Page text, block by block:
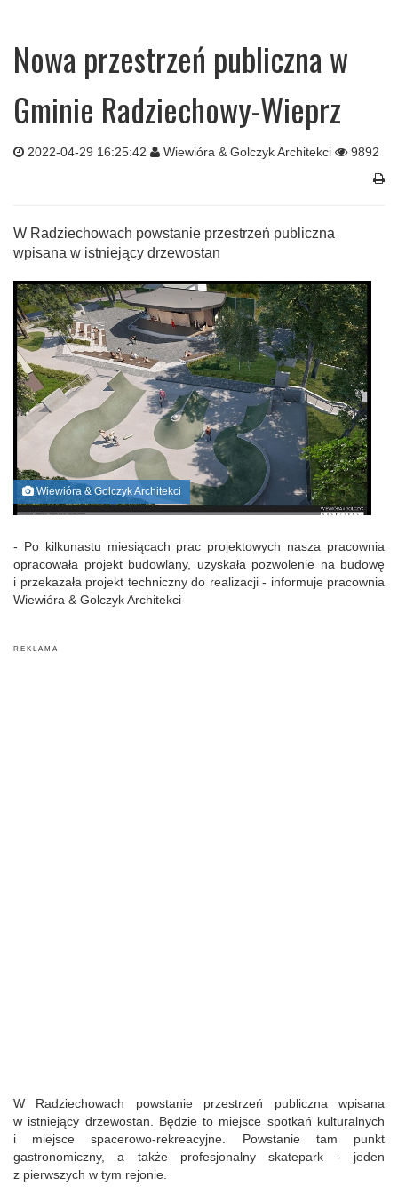
Nowa przestrzeń publiczna w
Gminie Radziechowy-Wieprz
2022-04-29 16:25:42 Wiewióra & Golczyk Architekci 9892
W Radziechowach powstanie przestrzeń publiczna
wpisana w istniejący drzewostan
Wiewióra & Golczyk Architekci
- Po kilkunastu miesiącach prac projektowych nasza pracownia
opracowała projekt budowlany, uzyskała pozwolenie na budowę
i przekazała projekt techniczny do realizacji - informuje pracownia
Wiewióra & Golczyk Architekci
R E K L A M A
W Radziechowach powstanie przestrzeń publiczna wpisana
w istniejący drzewostan. Będzie to miejsce spotkań kulturalnych
i miejsce spacerowo-rekreacyjne. Powstanie tam punkt
gastronomiczny, a także profesjonalny skatepark - jeden
z pierwszych w tym rejonie.